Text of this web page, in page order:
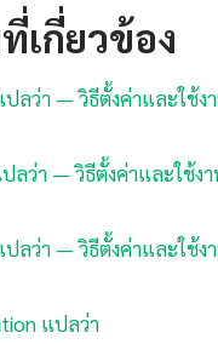
เกี่ยวข้อง
ปลว่า — วิธีตั้งค่าและใช้ง
ลว่า — วิธีตั้งค่าและใช้ง
ลว่า — วิธีตั้งค่าและใช้ง
แปลว่า